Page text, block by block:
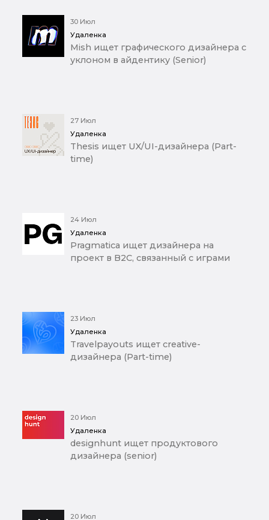
30 Июл
Удаленка
Mish ищет графического дизайнера с
уклоном в айдентику (Senior)
27 Июл
Удаленка
Thesis ищет UX/UI-дизайнера (Part-
time)
24 Июл
Удаленка
Pragmatica ищет дизайнера на
проект в B2C, связанный с играми
23 Июл
Удаленка
Travelpayouts ищет creative-
дизайнера (Part-time)
20 Июл
Удаленка
designhunt ищет продуктового
дизайнера (senior)
20 Июл